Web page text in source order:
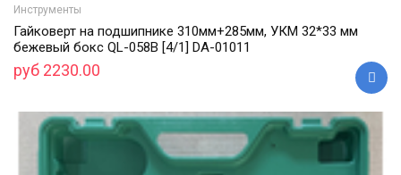
Инструменты
Гайковерт на подшипнике 310мм+285мм, УКМ 32*33 мм
бежевый бокс QL-058B [4/1] DA-01011
руб 2230.00